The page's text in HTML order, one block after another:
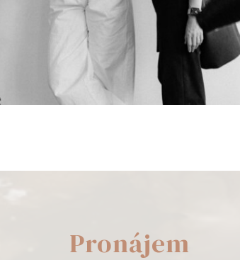
Pronájem